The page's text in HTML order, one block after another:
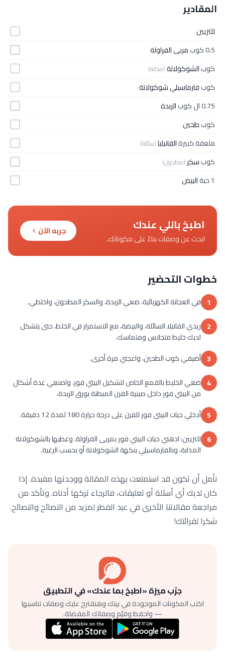
المقادير
للتزيين
0.5 كوب
مربى الفراولة
كوبالشوكولاتة(مذابة)
كوبفارماسيلي شوكولاتة
0.75 ال كوب
الزبدة
كوبطحين
ملعقة كبيرةالفانيليا(سائلة)
كوبسكر(مطحون)
1 حبة البيض
اطبخ باللي عندك
ابحث عن وصفات بناءً على مكوناتك.
جربه الآن
خطوات التحضير
1 في العجانة الكهربائية، ضعي الزبدة، والسكر المطحون، واخلطي.
2 زيدي الفانيلا السائلة، والبيضة، مع الاستمرار في الخلط، حتى يتشكل
لديك خليط متجانس ومتماسك.
3 أضيفي كوب الطحين، واعجني مرة أخرى.
4 ضعي الخليط بالقمع الخاص لتشكيل البيتي فور، واصنعي عدة أشكال
من البيتي فور داخل صينية الفرن المبطنة بورق الزبدة.
5 أدخلي حبات البيتي فور للفرن على درجة حرارة 180 لمدة 12 دقيقة.
6 للتزيين: ادهني حبات البيتي فور بمربى الفراولة، وغطيها بالشوكولاتة
المذابة، وبالفارماسيلي بنكهة الشوكولاتة أو بحسب الرغبة.
نأمل أن تكون قد استمتعت بهذه المقالة ووجدتها مفيدة. إذا
كان لديك أي أسئلة أو تعليقات، فالرجاء تركها أدناه. وتأكد من
مراجعة مقالاتنا الأخرى في عيد الفطر لمزيد من النصائح والنصائح.
شكرا لقرائتك!
جرّب ميزة «اطبخ بما عندك» في التطبيق
اكتب المكونات الموجودة في بيتك وهنقترح عليك وصفات تناسبها
— واحفظ وقيّم وصفاتك المفضلة.